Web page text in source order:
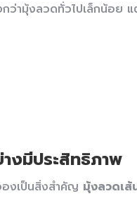
ว่ามุ้งลวดทั่วไปเล็กน้อย
งมีประสิทธิภาพ
องเป็นสิ่งสำคัญ มุ้งลวดเ